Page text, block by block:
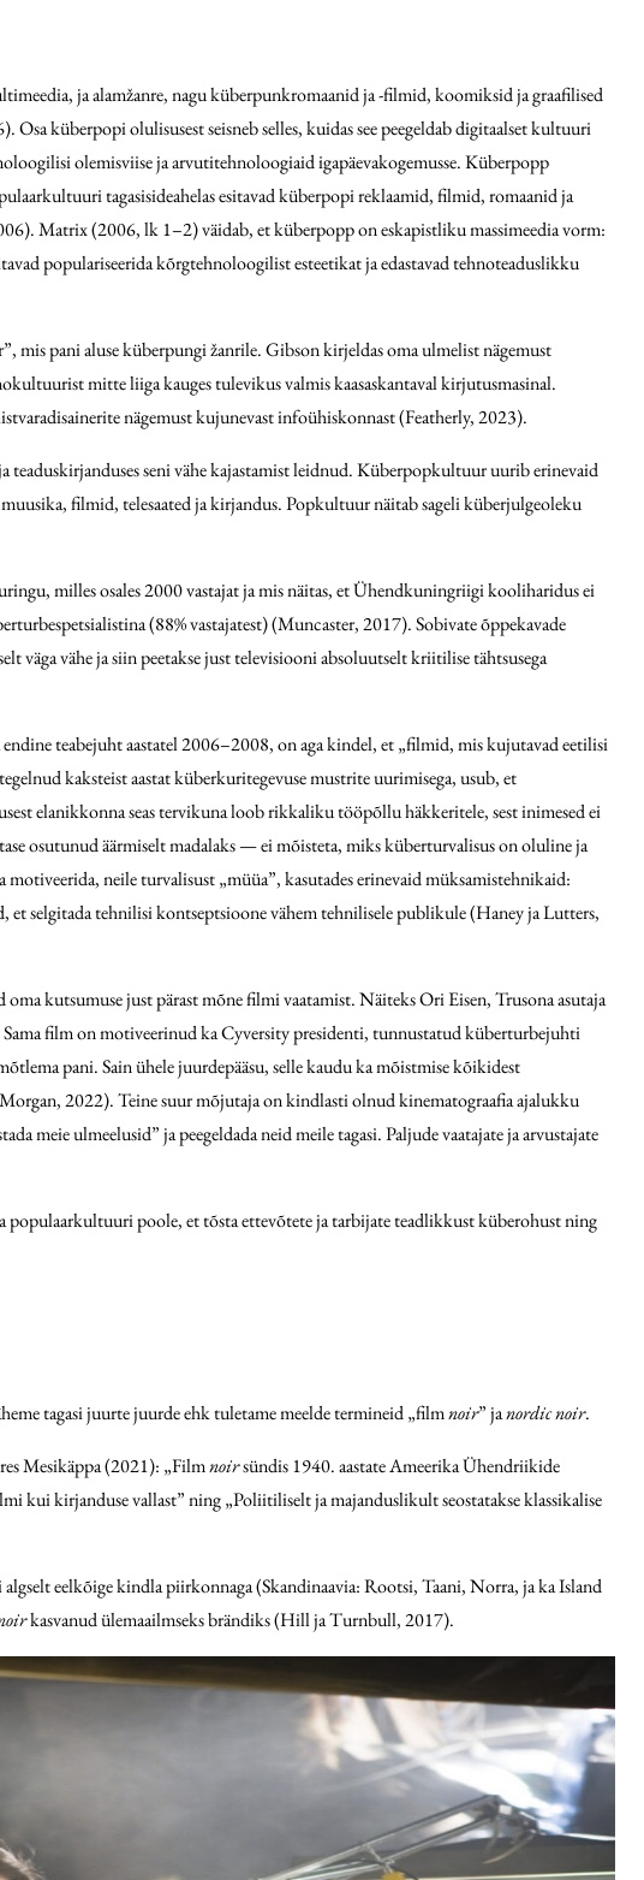
ja alam­žanre, nagu küberpunkromaanid ja -filmid, koomiksid ja graafilised
küberpopi olulisusest seisneb selles, kuidas see peegeldab digitaalset kultuuri
olemisviise ja arvutitehnoloogiaid igapäevakogemusse. Küberpopp
tagasisideahelas esitavad küberpopi reklaamid, filmid, romaanid ja
Matrix (2006, lk 1–2) väidab, et küberpopp on eskapistliku massimeedia vorm:
populariseerida kõrgtehnoloogilist esteetikat ja edastavad tehnoteaduslikku
mis pani aluse küberpungi žanrile. Gibson kirjeldas oma ulmelist nägemust
mitte liiga kauges tulevikus valmis kaasaskantaval kirjutusmasinal.
nägemust kujunevast infoühiskonnast (Featherly, 2023).
seni vähe kajastamist leidnud. Küberpopkultuur uurib erinevaid
filmid, telesaated ja kirjandus. Popkultuur näitab sageli küberjulgeoleku
milles osales 2000 vastajat ja mis näitas, et Ühendkuningriigi kooliharidus ei
(88% vastajatest) (Muncaster, 2017). Sobivate õppekavade
vähe ja siin peetakse just televisiooni absoluutselt kriitilise tähtsusega
teabejuht aastatel 2006–2008, on aga kindel, et „filmid, mis kujutavad eeti­lisi
kaksteist aastat küberkuritegevuse mustrite uurimisega, usub, et
elanikkonna seas tervikuna loob rikkaliku tööpõllu häkkeritele, sest inimesed ei
osutunud äärmiselt madalaks — ei mõisteta, miks küberturvalisus on oluline ja
neile turvalisust „müüa”, kasutades erinevaid müksamistehnikaid:
selgitada tehnilisi kontseptsioone vähem tehnilisele publikule (Haney ja Lutters,
kutsumuse just pärast mõne filmi vaatamist. Näiteks Ori Eisen, Trusona asutaja
film on motiveerinud ka Cyversity presidenti, tunnustatud küberturbejuhti
pani. Sain ühele juurdepääsu, selle kaudu ka mõistmise kõikidest
2022). Teine suur mõjutaja on kindlasti olnud kinematograafia ajalukku
ulmeelusid” ja peegeldada neid meile tagasi. Paljude vaatajate ja arvustajate
populaarkultuuri poole, et tõsta ettevõtete ja tarbijate teadlikkust küberohust ning
tagasi juurte juurde ehk tuletame meelde termineid „filmnoir” janordic noir.
Mesikäppa (2021): „Filmnoirsündis 1940. aastate Ameerika Ühendriikide
kui kirjanduse vallast” ning „Poliitiliselt ja majanduslikult seostatakse klassikalise
algselt eelkõige kindla piirkonnaga (Skandinaavia: Rootsi, Taani, Norra, ja ka Island
kasvanud ülemaailmseks brändiks (Hill ja Turnbull, 2017).